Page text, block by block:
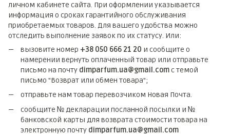
личном кабинете сайта. При оформлении указывается
информация о сроках гарантийного обслуживания
приобретаемых товаров. Для вашего удобства можно
отследить выполнение заявок по их статусу. Или:
вызовите номер +38 050 666 21 20 и сообщите о
намерении вернуть оплаченный товар или отправьте
письмо на почту dimparfum.ua@gmail.comс темой
письмо "Возврат или обмен товара";
отправьте нам товар перевозчиком Новая Почта.
сообщите № декларации посланной посылки и №
банковской карты для возврата стоимости товара на
электронную почту dimparfum.ua@gmail.com